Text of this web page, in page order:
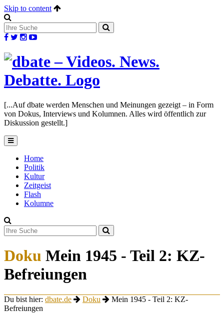
Skip to content
[...Auf dbate werden Menschen und Meinungen gezeigt – in Form
von Dokus, Interviews und Kolumnen. Alles wird öffentlich zur
Diskussion gestellt.]
Home
Politik
Kultur
Zeitgeist
Flash
Kolumne
Doku Mein 1945 - Teil 2: KZ-
Befreiungen
Du bist hier: dbate.de Doku
Mein 1945 - Teil 2: KZ-
Befreiungen